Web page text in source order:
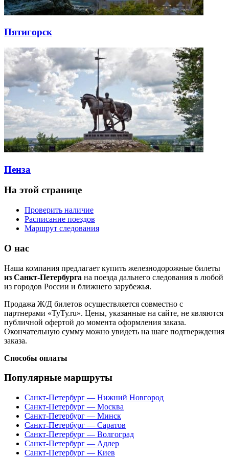
Пятигорск
Пенза
На этой странице
Проверить наличие
Расписание поездов
Маршрут следования
О нас
Наша компания предлагает купить железнодорожные билеты
из Санкт-Петербурга на поезда дальнего следования в любой
из городов России и ближнего зарубежья.
Продажа Ж/Д билетов осуществляется совместно с
партнерами «ТуТу.ru». Цены, указанные на сайте, не являются
публичной офертой до момента оформления заказа.
Окончательную сумму можно увидеть на шаге подтверждения
заказа.
Способы оплаты
Популярные маршруты
Санкт-Петербург — Нижний Новгород
Санкт-Петербург — Москва
Санкт-Петербург — Минск
Санкт-Петербург — Саратов
Санкт-Петербург — Волгоград
Санкт-Петербург — Адлер
Санкт-Петербург — Киев